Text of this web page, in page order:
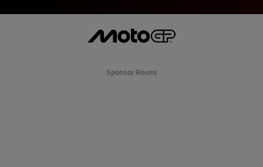
Sponsor Resmi